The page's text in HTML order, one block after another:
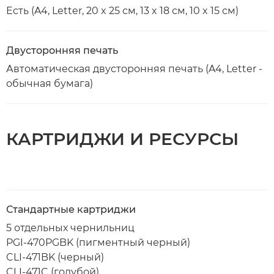
Есть (A4, Letter, 20 x 25 см, 13 x 18 см, 10 x 15 см)
Двусторонняя печать
Автоматическая двусторонняя печать (A4, Letter -
обычная бумага)
КАРТРИДЖИ И РЕСУРСЫ
Стандартные картриджи
5 отдельных чернильниц
PGI-470PGBK (пигментный черный)
CLI-471BK (черный)